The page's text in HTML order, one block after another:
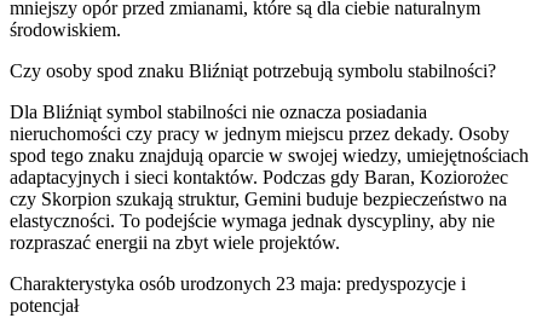
mniejszy opór przed zmianami, które są dla ciebie naturalnym
środowiskiem.
Czy osoby spod znaku Bliźniąt potrzebują symbolu stabilności?
Dla Bliźniąt symbol stabilności nie oznacza posiadania
nieruchomości czy pracy w jednym miejscu przez dekady. Osoby
spod tego znaku znajdują oparcie w swojej wiedzy, umiejętnościach
adaptacyjnych i sieci kontaktów. Podczas gdy Baran, Koziorożec
czy Skorpion szukają struktur, Gemini buduje bezpieczeństwo na
elastyczności. To podejście wymaga jednak dyscypliny, aby nie
rozpraszać energii na zbyt wiele projektów.
Charakterystyka osób urodzonych 23 maja: predyspozycje i
potencjał